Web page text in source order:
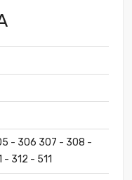
- 306 307 - 308 -
- 312 - 511